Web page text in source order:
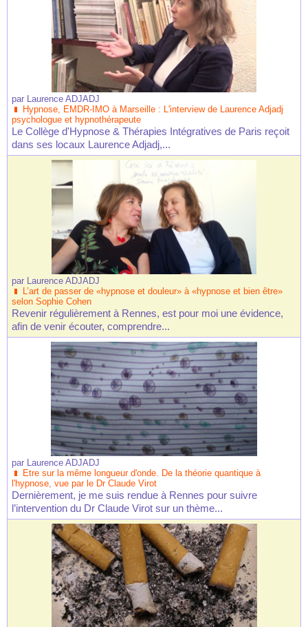
par Laurence ADJADJ
Hypnose, EMDR-IMO à Marseille : L'interview de Laurence Adjadj
psychologue et hypnothérapeute
Le Collège d'Hypnose & Thérapies Intégratives de Paris reçoit
dans ses locaux Laurence Adjadj,...
par Laurence ADJADJ
L’art de passer de «hypnose et douleur» à «hypnose et bien être»
selon Sophie Cohen
Revenir régulièrement à Rennes, est pour moi une évidence,
afin de venir écouter, comprendre...
par Laurence ADJADJ
Etre sur la même longueur d'onde. De la théorie quantique à
l'hypnose, vue par le Dr Claude Virot
Dernièrement, je me suis rendue à Rennes pour suivre
l’intervention du Dr Claude Virot sur un thème...